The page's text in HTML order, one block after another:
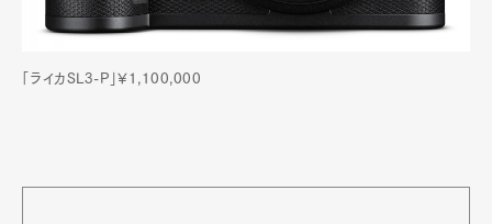
「ライカSL3-P」¥1,100,000